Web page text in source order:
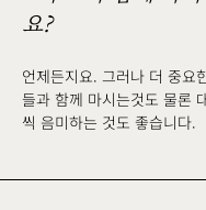
요?
언제든지요. 그러나 더 중
들과 함께 마시는것도 물론
씩 음미하는 것도 좋습니다.